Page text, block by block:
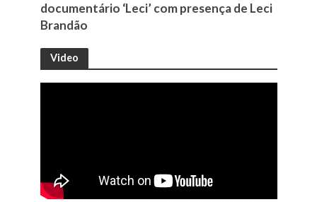
documentário ‘Leci’ com presença de Leci
Brandão
Video